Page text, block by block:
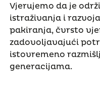
Vjerujemo da je
istraživanja i
pakiranja, čvrsto
zadovoljavajući
istovremeno
generacijama.